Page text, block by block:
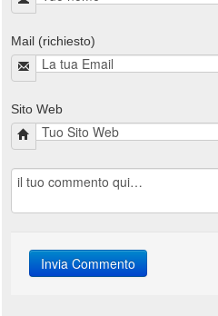
Mail (richiesto)
Sito Web